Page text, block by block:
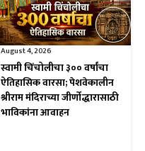
August 4, 2026
स्वामी चिंचोलीचा ३०० वर्षांचा
ऐतिहासिक वारसा; पेशवेकालीन
श्रीराम मंदिराच्या जीर्णोद्धारासाठी
भाविकांना आवाहन